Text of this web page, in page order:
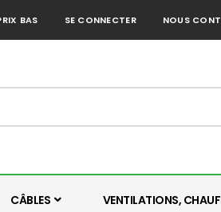
BAS SE CONNECTER NOUS
CÂBLES VENTILATIONS,